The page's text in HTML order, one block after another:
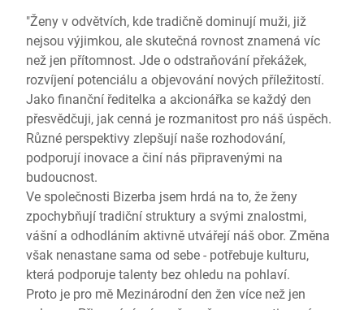
"Ženy v odvětvích, kde tradičně dominují muži, již
nejsou výjimkou, ale skutečná rovnost znamená víc
než jen přítomnost. Jde o odstraňování překážek,
rozvíjení potenciálu a objevování nových příležitostí.
Jako finanční ředitelka a akcionářka se každý den
přesvědčuji, jak cenná je rozmanitost pro náš úspěch.
Různé perspektivy zlepšují naše rozhodování,
podporují inovace a činí nás připravenými na
budoucnost.
Ve společnosti Bizerba jsem hrdá na to, že ženy
zpochybňují tradiční struktury a svými znalostmi,
vášní a odhodláním aktivně utvářejí náš obor. Změna
však nenastane sama od sebe - potřebuje kulturu,
která podporuje talenty bez ohledu na pohlaví.
Proto je pro mě Mezinárodní den žen více než jen